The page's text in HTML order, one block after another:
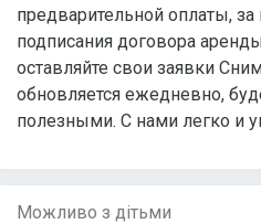
предварительной оплаты,
подписания договора
оставляйте свои заявки
обновляется ежедневно,
полезными. С нами легко и
Можливо з дітьми